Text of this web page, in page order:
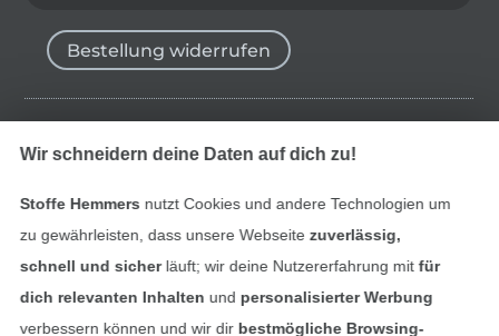
Bestellung widerrufen
Finde mehr Inspiration
Wir schneidern deine Daten auf dich zu!
Stoffe Hemmers nutzt Cookies und andere Technologien um
zu gewährleisten, dass unsere Webseite zuverlässig,
schnell und sicherläuft; wir deine Nutzererfahrung mitfür
dich relevanten Inhalten und personalisierter Werbung
verbessern können und wir dir bestmögliche Browsing-